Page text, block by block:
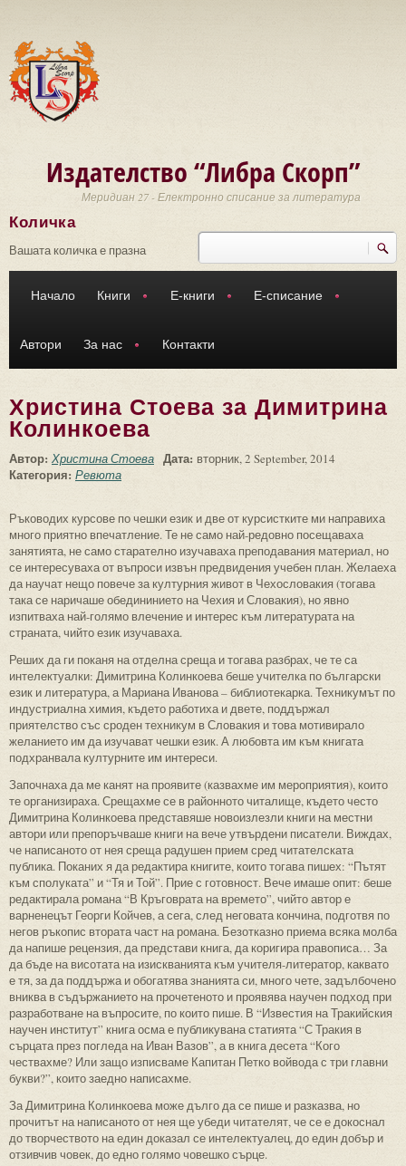
Издателство “Либра Скорп”
Меридиан 27 - Електронно списание за литература
Търси
Количка
Вашата количка е празна
Начало Книги Е-книги Е-списание
Автори За нас Контакти
Христина Стоева за Димитрина
Колинкоева
Автор: Христина Стоева Дата: вторник, 2 September, 2014
Категория: Ревюта
Ръководих курсове по чешки език и две от курсистките ми направиха
много приятно впечатление. Те не само най-редовно посещаваха
занятията, не само старателно изучаваха преподавания материал, но
се интересуваха от въпроси извън предвидения учебен план. Желаеха
да научат нещо повече за културния живот в Чехословакия (тогава
така се наричаше обедининието на Чехия и Словакия), но явно
изпитваха най-голямо влечение и интерес към литературата на
страната, чийто език изучаваха.
Реших да ги поканя на отделна среща и тогава разбрах, че те са
интелектуалки: Димитрина Колинкоева беше учителка по български
език и литература, а Мариана Иванова – библиотекарка. Техникумът по
индустриална химия, където работиха и двете, поддържал
приятелство със сроден техникум в Словакия и това мотивирало
желанието им да изучават чешки език. А любовта им към книгата
подхранвала културните им интереси.
Започнаха да ме канят на проявите (казвахме им мероприятия), които
те организираха. Срещахме се в районното читалище, където често
Димитрина Колинкоева представяше новоизлезли книги на местни
автори или препоръчваше книги на вече утвърдени писатели. Виждах,
че написаното от нея среща радушен прием сред читателската
публика. Поканих я да редактира книгите, които тогава пишех: “Пътят
към сполуката” и “Тя и Той”. Прие с готовност. Вече имаше опит: беше
редактирала романа “В Кръговрата на времето”, чийто автор е
варненецът Георги Койчев, а сега, след неговата кончина, подготвя по
негов ръкопис втората част на романа. Безотказно приема всяка молба
да напише рецензия, да представи книга, да коригира правописа… За
да бъде на висотата на изискванията към учителя-литератор, каквато
е тя, за да поддържа и обогатява знанията си, много чете, задълбочено
вниква в съдържанието на прочетеното и проявява научен подход при
разработване на въпросите, по които пише. В “Известия на Тракийския
научен институт” книга осма е публикувана статията “С Тракия в
сърцата през погледа на Иван Вазов”, а в книга десета “Кого
чествахме? Или защо изписваме Капитан Петко войвода с три главни
букви?”, които заедно написахме.
За Димитрина Колинкоева може дълго да се пише и разказва, но
прочитът на написаното от нея ще убеди читателят, че се е докоснал
до творчеството на един доказал се интелектуалец, до един добър и
отзивчив човек, до едно голямо човешко сърце.